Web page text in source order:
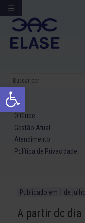
Abrir a barra
Ir
para
conteúdo
O Clube
Gestão Atual
Atendimento
Política de Privacidade
Publicado em 1 de
A partir do dia
☰